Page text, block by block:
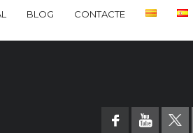
BLOG CONTACTE